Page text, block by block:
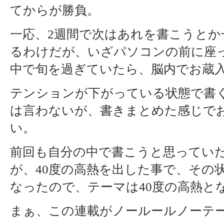
てからが勝負。
一応、2週間で次はあれを書こうと
るわけだが、いざパソコンの前に座
中で旬を過ぎていたら、脳内でお蔵
テンションが下がっている状態で書
は言わないが、書きまとめた感じで
い。
前回も自分の中で書こうと思ってい
が、40度の高熱を出した事で、その
なったので、テーマは40度の高熱と
まぁ、この連載がノールールノーテ